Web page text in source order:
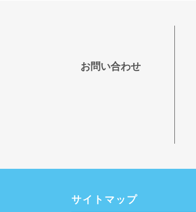
お問い合わせ
サイトマップ